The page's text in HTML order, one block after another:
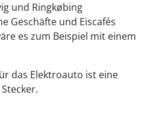
und Ringkøbing
Geschäfte und Eiscafés
es zum Beispiel mit einem
das Elektroauto ist eine